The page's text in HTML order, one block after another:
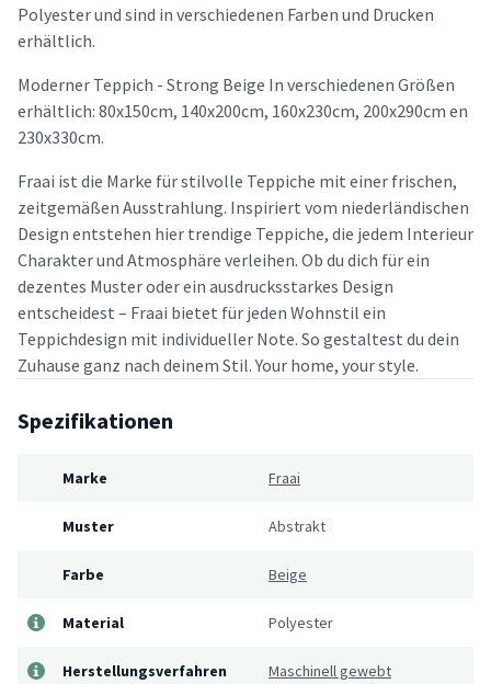
Polyester und sind in verschiedenen Farben und Drucken
erhältlich.
Moderner Teppich - Strong Beige In verschiedenen Größen
erhältlich: 80x150cm, 140x200cm, 160x230cm, 200x290cm en
230x330cm.
Fraai ist die Marke für stilvolle Teppiche mit einer frischen,
zeitgemäßen Ausstrahlung. Inspiriert vom niederländischen
Design entstehen hier trendige Teppiche, die jedem Interieur
Charakter und Atmosphäre verleihen. Ob du dich für ein
dezentes Muster oder ein ausdrucksstarkes Design
entscheidest – Fraai bietet für jeden Wohnstil ein
Teppichdesign mit individueller Note. So gestaltest du dein
Zuhause ganz nach deinem Stil. Your home, your style.
Spezifikationen
Marke Fraai
Muster Abstrakt
Farbe Beige
Material Polyester
Herstellungsverfahren Maschinell gewebt